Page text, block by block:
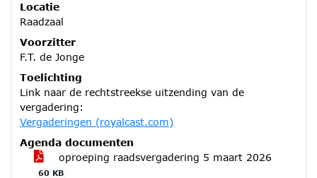
Locatie
Raadzaal
Voorzitter
F.T. de Jonge
Toelichting
Link naar de rechtstreekse uitzending van de
vergadering:
Vergaderingen (royalcast.com)
Agenda documenten
oproeping raadsvergadering 5 maart 2026
60 KB